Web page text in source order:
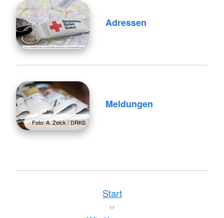
Adressen
Foto: A. Zelck / DRKS
Meldungen
Start